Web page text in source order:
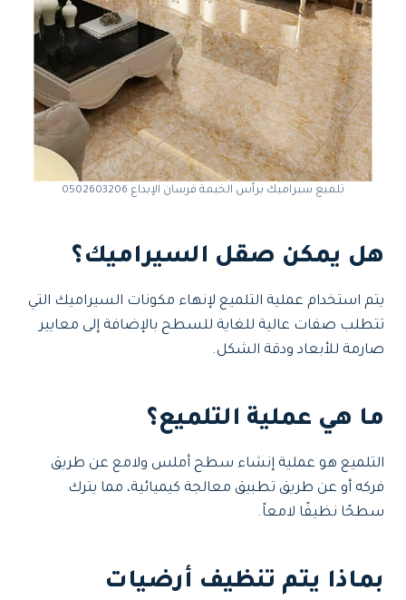
تلميع سيراميك برأس الخيمة فرسان الإبداع 0502603206
هل يمكن صقل السيراميك؟
يتم استخدام عملية التلميع لإنهاء مكونات السيراميك التي
تتطلب صفات عالية للغاية للسطح بالإضافة إلى معايير
صارمة للأبعاد ودقة الشكل.
ما هي عملية التلميع؟
التلميع هو عملية إنشاء سطح أملس ولامع عن طريق
فركه أو عن طريق تطبيق معالجة كيميائية، مما يترك
سطحًا نظيفًا لامعاً.
بماذا يتم تنظيف أرضيات